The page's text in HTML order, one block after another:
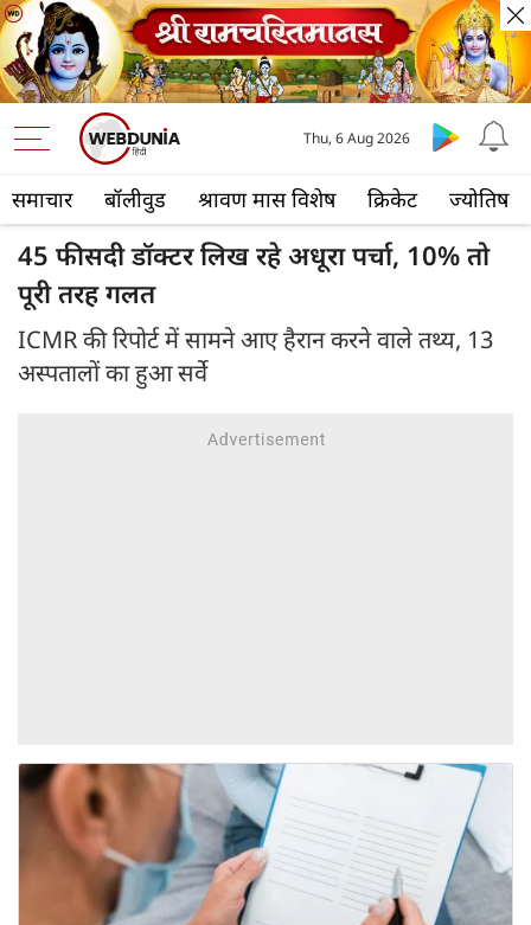
समाचार बॉलीवुड श्रावण मास विशेष क्रिकेट ज्योतिष
Thu, 6 Aug 2026
45 फीसदी डॉक्टर लिख रहे अधूरा पर्चा, 10% तो
पूरी तरह गलत
ICMR की रिपोर्ट में सामने आए हैरान करने वाले तथ्य, 13
अस्‍पतालों का हुआ सर्वे